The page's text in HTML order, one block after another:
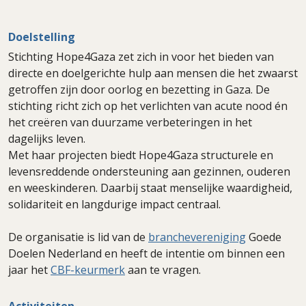
Doelstelling
Stichting Hope4Gaza zet zich in voor het bieden van
directe en doelgerichte hulp aan mensen die het zwaarst
getroffen zijn door oorlog en bezetting in Gaza. De
stichting richt zich op het verlichten van acute nood én
het creëren van duurzame verbeteringen in het
dagelijks leven.
Met haar projecten biedt Hope4Gaza structurele en
levensreddende ondersteuning aan gezinnen, ouderen
en weeskinderen. Daarbij staat menselijke waardigheid,
solidariteit en langdurige impact centraal.
De organisatie is lid van de brancheverenigingGoede
Doelen Nederland en heeft de intentie om binnen een
jaar hetCBF-keurmerkaan te vragen.